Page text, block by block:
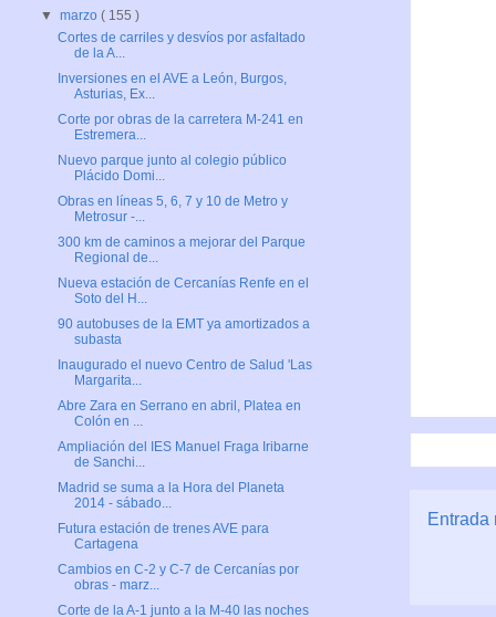
Entrada
▼marzo( 155 )
Cortes de carriles y desvíos por asfaltado
de la A...
Inversiones en el AVE a León, Burgos,
Asturias, Ex...
Corte por obras de la carretera M-241 en
Estremera...
Nuevo parque junto al colegio público
Plácido Domi...
Obras en líneas 5, 6, 7 y 10 de Metro y
Metrosur -...
300 km de caminos a mejorar del Parque
Regional de...
Nueva estación de Cercanías Renfe en el
Soto del H...
90 autobuses de la EMT ya amortizados a
subasta
Inaugurado el nuevo Centro de Salud 'Las
Margarita...
Abre Zara en Serrano en abril, Platea en
Colón en ...
Ampliación del IES Manuel Fraga Iribarne
de Sanchi...
Madrid se suma a la Hora del Planeta
2014 - sábado...
Futura estación de trenes AVE para
Cartagena
Cambios en C-2 y C-7 de Cercanías por
obras - marz...
Corte de la A-1 junto a la M-40 las noches